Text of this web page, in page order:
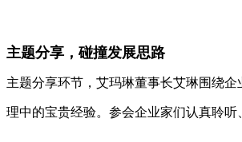
主题分享，碰撞发展思路
主题分享环节，艾玛琳董事长艾琳围绕
理中的宝贵经验。参会企业家们认真聆